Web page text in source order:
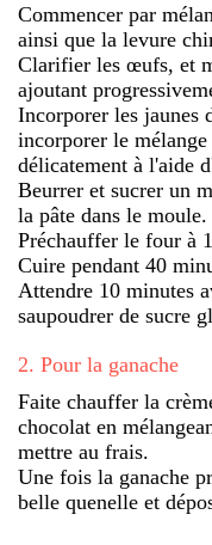
Commencer par
ainsi que la levure
Clarifier les œufs, et
ajoutant
Incorporer les jaunes
incorporer le
délicatement à l'aide
Beurrer et sucrer un
la pâte dans le moule.
Préchauffer le four à
Cuire pendant 40
Attendre 10 minutes
saupoudrer de sucre
2. Pour la ganache
Faite chauffer la
chocolat en
mettre au frais.
Une fois la ganache
belle quenelle et